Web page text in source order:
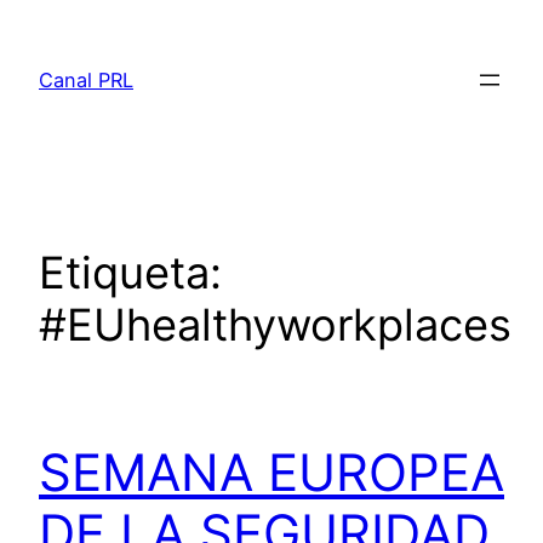
contenido
Canal PRL
Etiqueta:
#EUhealthyworkplaces
SEMANA EUROPEA